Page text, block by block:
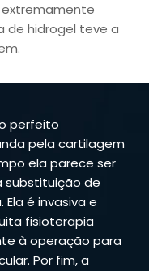
extremamente
de hidrogel teve a
perfeito
pela cartilagem
ela parece ser
substituição de
é invasiva e
fisioterapia
à operação para
Por fim, a